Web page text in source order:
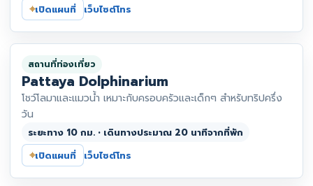
⌖เปิดแผนที่ เว็บไซต์โทร
สถานที่ท่องเที่ยว
Pattaya Dolphinarium
โชว์โลมาและแมวน้ำ เหมาะกับครอบครัวและเด็กๆ สำหรับทริปครึ่ง
วัน
ระยะทาง 10 กม. • เดินทางประมาณ 20 นาทีจากที่พัก
⌖เปิดแผนที่ เว็บไซต์โทร